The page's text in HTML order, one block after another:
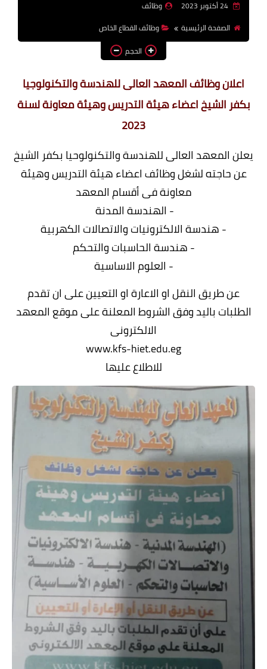
بالجامعات والمعاهد
اخبار
24 أكتوبر 2023
وظائف
الصفحة الرئيسية
وظائف القطاع الخاص
الحجم
اعلان وظائف المعهد العالى للهندسة والتكنولوجيا
بكفر الشيخ اعضاء هيئة التدريس وهيئة معاونة لسنة
2023
يعلن المعهد العالى للهندسة والتكنولوحيا بكفر الشيخ
عن حاجته لشغل وظائف اعضاء هيئة التدريس وهيئة
معاونة فى أقسام المعهد
- الهندسة المدنة
- هندسة الالكترونيات والاتصالات الكهربية
- هندسة الحاسبات والتحكم
- العلوم الاساسية
عن طريق النقل او الاعارة او التعيين على ان تقدم
الطلبات باليد وفق الشروط المعلنة على موقع المعهد
الالكترونى
www.kfs-hiet.edu.eg
للاطلاع عليها